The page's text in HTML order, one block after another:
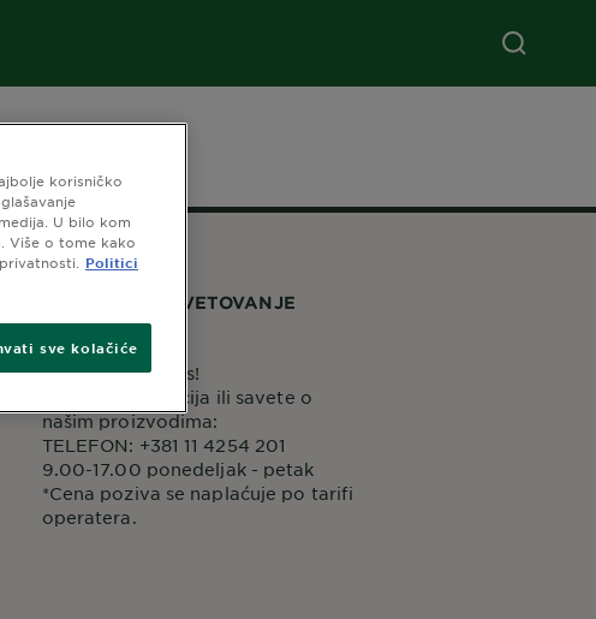
CENTAR ZA SAVETOVANJE
POTROŠAČA
Kontaktirajte nas!
Za više informacija ili savete o
našim proizvodima:
TELEFON: +381 11 4254 201
9.00-17.00 ponedeljak - petak
*Cena poziva se naplaćuje po tarifi
operatera.
korisničko
U bilo kom
Više o tome kako
Politici
sve kolačiće